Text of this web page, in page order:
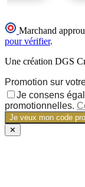
Marchand
pour vérifier.
Une création DGS
Promotion sur
Je consens
promotionnelles.
Je veux mon code
✕